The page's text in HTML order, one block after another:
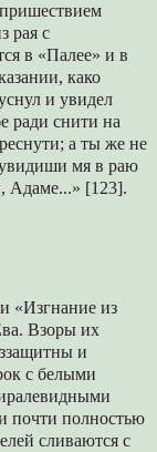
рая с
в «Палее» и в
како
и увидел
ради снити на
а ты же не
мя в раю
Адаме...» [123].
«Изгнание из
Взоры их
и
с белыми
почти полностью
сливаются с